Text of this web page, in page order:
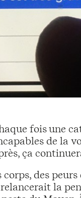
fois une
de la
ça
des
la